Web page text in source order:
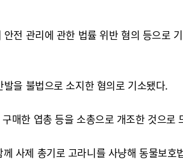
전 관리에 관한 법률 위반 혐의 등으로
을 불법으로 소지한 혐의로 기소됐다.
매한 엽총 등을 소총으로 개조한 것으로
사제 총기로 고라니를 사냥해 동물보호